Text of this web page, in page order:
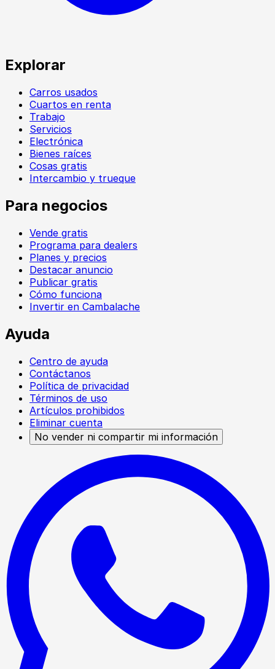
Explorar
Carros usados
Cuartos en renta
Trabajo
Servicios
Electrónica
Bienes raíces
Cosas gratis
Intercambio y trueque
Para negocios
Vende gratis
Programa para dealers
Planes y precios
Destacar anuncio
Publicar gratis
Cómo funciona
Invertir en Cambalache
Ayuda
Centro de ayuda
Contáctanos
Política de privacidad
Términos de uso
Artículos prohibidos
Eliminar cuenta
No vender ni compartir mi información